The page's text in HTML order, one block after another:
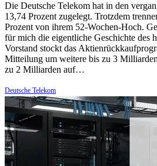
Die Deutsche Telekom hat in den
13,74 Prozent zugelegt. Trotzdem
Prozent von ihrem 52-Wochen-Hoch.
für mich die eigentliche Geschichte des
Vorstand stockt das
Mitteilung um weitere bis zu 3
zu 2 Milliarden auf…
Deutsche Telekom